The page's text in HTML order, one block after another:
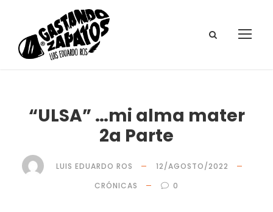
“ULSA” …mi alma mater
2a Parte
LUIS EDUARDO ROS
12/AGOSTO/2022
CRÓNICAS
0